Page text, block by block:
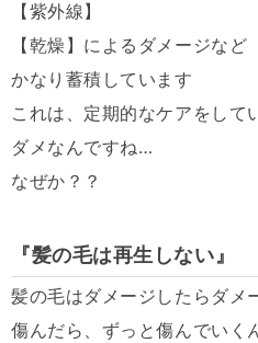
【紫外線】
【乾燥】によるダメージなど
かなり蓄積しています
これは、定期的なケアをして
ダメなんですね…
なぜか？？
『髪の毛は再生しない』
髪の毛はダメージしたらダメ
傷んだら、ずっと傷んでいく